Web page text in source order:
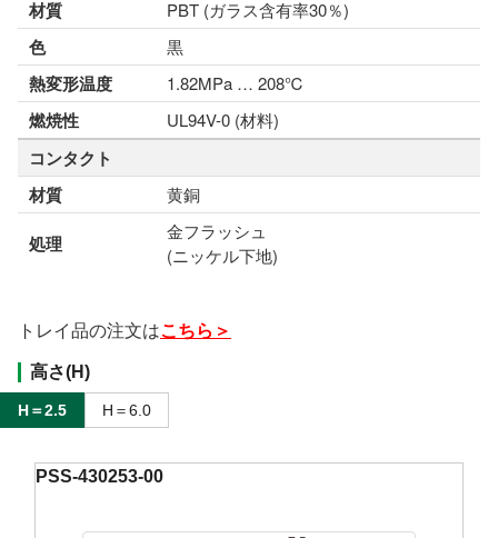
材質
PBT (ガラス含有率30％)
色 黒
熱変形温度 1.82MPa … 208℃
燃焼性 UL94V-0 (材料)
コンタクト
材質
黄銅
処理
金フラッシュ
(ニッケル下地)
トレイ品の注文はこちら＞
高さ(H)
H＝2.5 H＝6.0
PSS-430253-00